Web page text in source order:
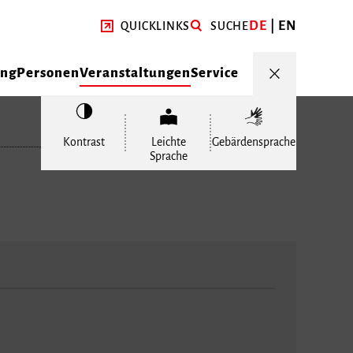
QUICKLINKS SUCHEDE EN
PersonenVeranstaltungenService
Kontrast
Leichte
Sprache
Gebärdensprache